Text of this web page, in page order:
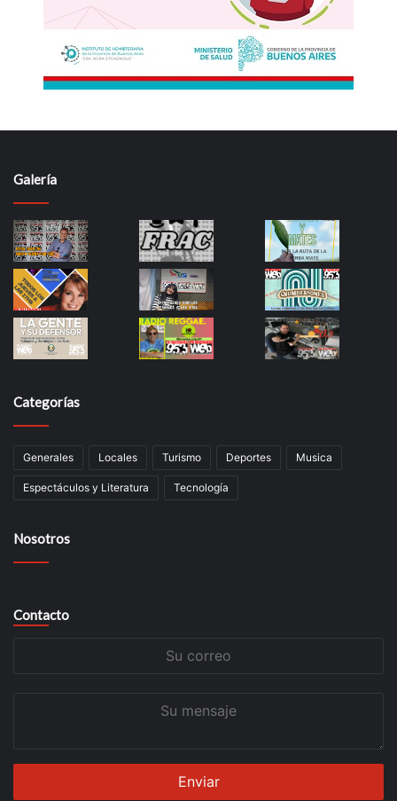
Galería
Categorías
Generales Locales Turismo Deportes Musica
Espectáculos y Literatura Tecnología
Nosotros
Contacto